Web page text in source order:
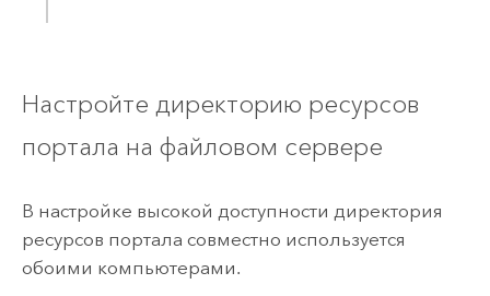
Настройте директорию ресурсов
портала на файловом сервере
В настройке высокой доступности директория
ресурсов портала совместно используется
обоими компьютерами.